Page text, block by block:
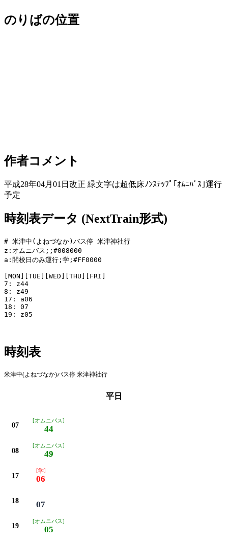
のりばの位置
作者コメント
平成28年04月01日改正 緑文字は超低床ﾉﾝｽﾃｯﾌﾟ｢ｵﾑﾆﾊﾞｽ｣運行
予定
時刻表データ (NextTrain形式)
# 米津中(よねづなか)バス停 米津神社行
z:オムニバス;;#008000
a:開校日のみ運行;学;#FF0000
[MON][TUE][WED][THU][FRI]
7: z44
8: z49
17: a06
18: 07
19: z05
時刻表
米津中(よねづなか)バス停 米津神社行
平日
07
[オムニバス]
44
08
[オムニバス]
49
17
[学]
06
18 07
19
[オムニバス]
05